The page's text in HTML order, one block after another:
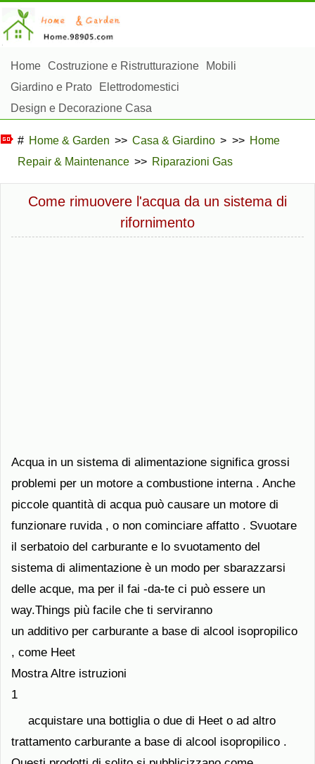
Home Costruzione e Ristrutturazione
Mobili
Giardino e Prato
Elettrodomestici
Design e Decorazione Casa
Paesaggistica e Costruzioni Esterne
# Home & Garden >> Casa & Giardino > >> Home
Repair & Maintenance >> Riparazioni Gas
Come rimuovere l'acqua da un sistema di
rifornimento
Acqua in un sistema di alimentazione significa grossi
problemi per un motore a combustione interna . Anche
piccole quantità di acqua può causare un motore di
funzionare ruvida , o non cominciare affatto . Svuotare
il serbatoio del carburante e lo svuotamento del
sistema di alimentazione è un modo per sbarazzarsi
delle acque, ma per il fai -da-te ci può essere un
way.Things più facile che ti serviranno
un additivo per carburante a base di alcool isopropilico
, come Heet
Mostra Altre istruzioni
1
acquistare una bottiglia o due di Heet o ad altro
trattamento carburante a base di alcool isopropilico .